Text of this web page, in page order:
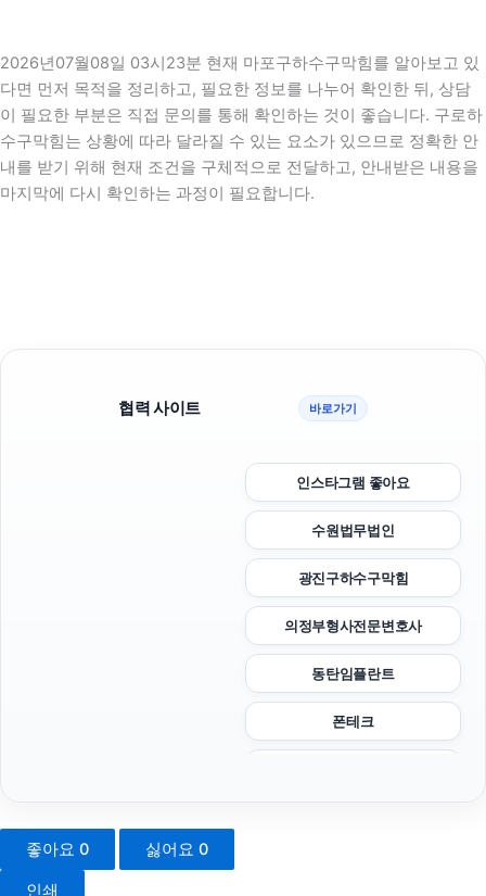
2026년07월08일 03시23분 현재 마포구하수구막힘를 알아보고 있
다면 먼저 목적을 정리하고, 필요한 정보를 나누어 확인한 뒤, 상담
이 필요한 부분은 직접 문의를 통해 확인하는 것이 좋습니다. 구로하
수구막힘는 상황에 따라 달라질 수 있는 요소가 있으므로 정확한 안
내를 받기 위해 현재 조건을 구체적으로 전달하고, 안내받은 내용을
마지막에 다시 확인하는 과정이 필요합니다.
협력 사이트 바로가기
인스타그램 좋아요
수원법무법인
광진구하수구막힘
의정부형사전문변호사
동탄임플란트
폰테크
좋아요 0 싫어요 0
인쇄